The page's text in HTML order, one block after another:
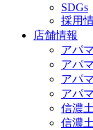
SDGs
採用
店舗情報
アパ
アパ
アパ
アパ
信濃
信濃